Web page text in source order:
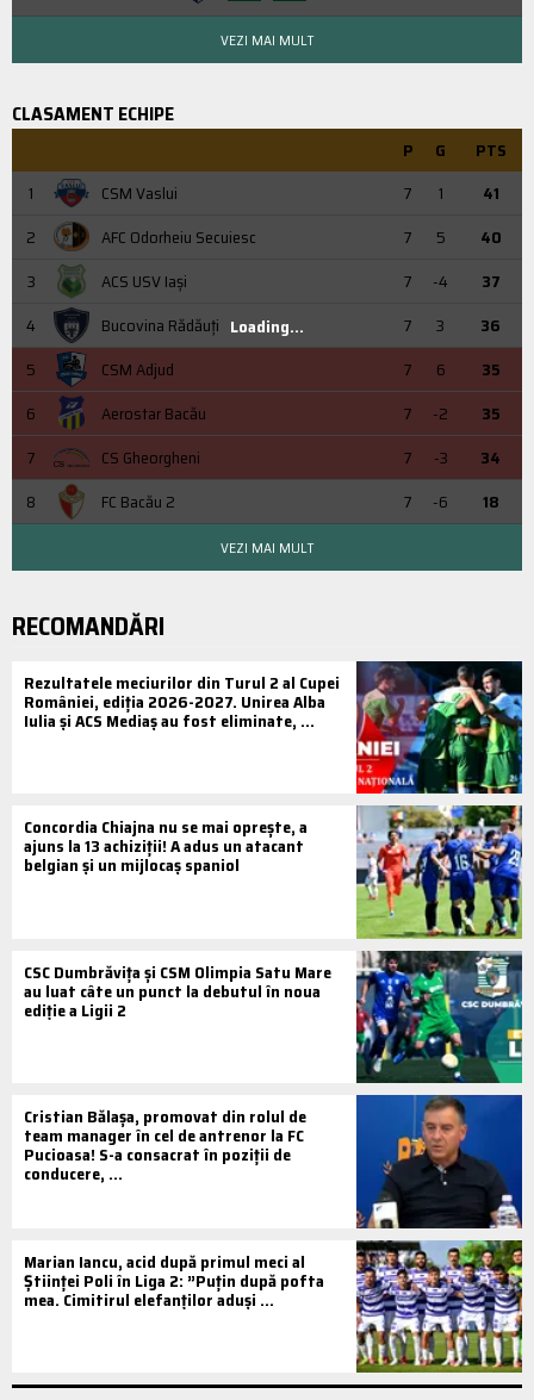
VEZI MAI MULT
CLASAMENT ECHIPE
P G
PTS
1
CSM Vaslui 7 1
41
2
AFC Odorheiu Secuiesc 7 5
40
3
ACS USV Iaşi 7 -4
37
4
Bucovina Rădăuți 7 3
36
5
CSM Adjud 7 6
35
6
Aerostar Bacău 7 -2
35
7
CS Gheorgheni 7 -3
34
8
FC Bacău 2 7 -6 18
Loading...
VEZI MAI MULT
RECOMANDĂRI
Rezultatele meciurilor din Turul 2 al Cupei
României, ediția 2026-2027. Unirea Alba
Iulia și ACS Mediaș au fost eliminate, ...
Concordia Chiajna nu se mai oprește, a
ajuns la 13 achiziții! A adus un atacant
belgian și un mijlocaș spaniol
CSC Dumbrăvița și CSM Olimpia Satu Mare
au luat câte un punct la debutul în noua
ediție a Ligii 2
Cristian Bălașa, promovat din rolul de
team manager în cel de antrenor la FC
Pucioasa! S-a consacrat în poziții de
conducere, ...
Marian Iancu, acid după primul meci al
Științei Poli în Liga 2: ”Puțin după pofta
mea. Cimitirul elefanților aduși ...